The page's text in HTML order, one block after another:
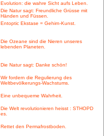
Evolution: die wahre Sicht aufs Leben.
Die Natur sagt: Freundliche Grüsse mit
Händen und Füssen.
Entoptic Ekstase = Gehirn-Kunst.
Die Ozeane sind die Nieren unseres
lebenden Planeten.
Die Natur sagt: Danke schön!
Wir fordern die Regulierung des
Weltbevölkerungs-Wachstums.
Eine unbequeme Wahrheit.
Die Welt revolutionieren heisst : STHOPD
es.
Rettet den Permafrostboden.